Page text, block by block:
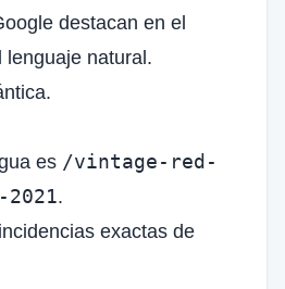
destacan en el
lenguaje natural.
es /vintage-red-
.
exactas de